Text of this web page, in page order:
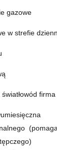
gazowe
w strefie
firma